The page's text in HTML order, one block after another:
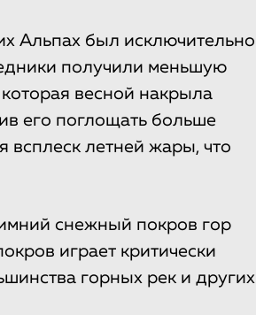
Альпах был исключительно
получили меньшую
весной накрыла
его поглощать больше
всплеск летней жары, что
снежный покров гор
играет критически
горных рек и других